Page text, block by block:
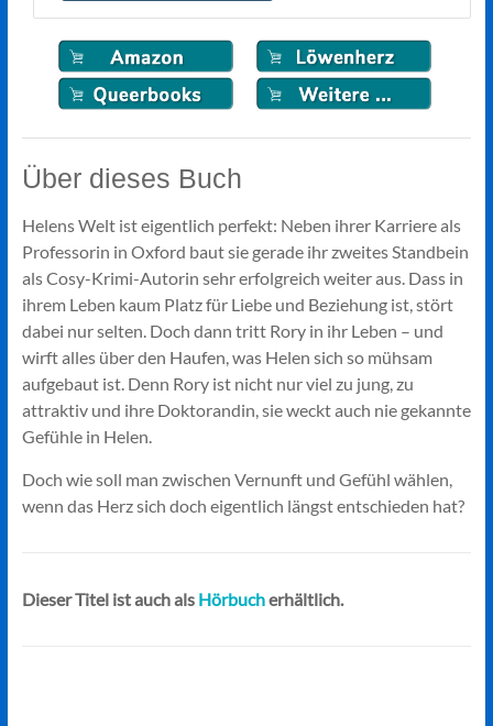
Über dieses Buch
Helens Welt ist eigentlich perfekt: Neben ihrer Karriere als
Professorin in Oxford baut sie gerade ihr zweites Standbein
als Cosy-Krimi-Autorin sehr erfolgreich weiter aus. Dass in
ihrem Leben kaum Platz für Liebe und Beziehung ist, stört
dabei nur selten. Doch dann tritt Rory in ihr Leben – und
wirft alles über den Haufen, was Helen sich so mühsam
aufgebaut ist. Denn Rory ist nicht nur viel zu jung, zu
attraktiv und ihre Doktorandin, sie weckt auch nie gekannte
Gefühle in Helen.
Doch wie soll man zwischen Vernunft und Gefühl wählen,
wenn das Herz sich doch eigentlich längst entschieden hat?
Dieser Titel ist auch als Hörbucherhältlich.